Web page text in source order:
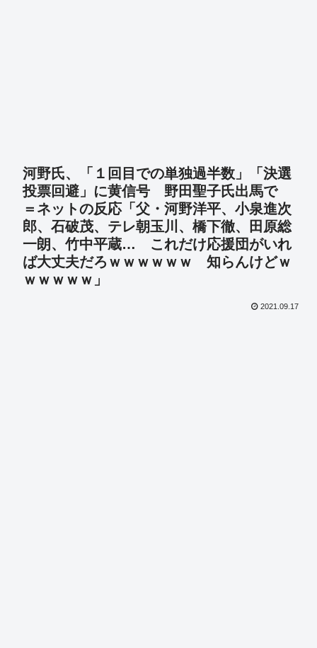
河野氏、「１回目での単独過半数」「決選
投票回避」に黄信号 野田聖子氏出馬で
＝ネットの反応「父・河野洋平、小泉進次
郎、石破茂、テレ朝玉川、橋下徹、田原総
一朗、竹中平蔵… これだけ応援団がいれ
ば大丈夫だろｗｗｗｗｗｗ 知らんけどｗ
ｗｗｗｗｗ」
2021.09.17